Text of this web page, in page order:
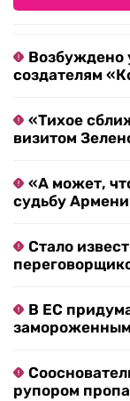
Возбуждено
создателям
«Тихое
визитом
«А может,
судьбу
Стало
В ЕС
рупором